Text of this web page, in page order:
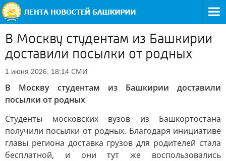
В Москву студентам из Башкирии
доставили посылки от родных
1 июня 2026, 18:14 СМИ
В Москву студентам из Башкирии доставили
посылки от родных
Студенты московских вузов из Башкортостана
получили посылки от родных. Благодаря инициативе
главы региона доставка грузов для родителей стала
бесплатной, и они тут же воспользовались